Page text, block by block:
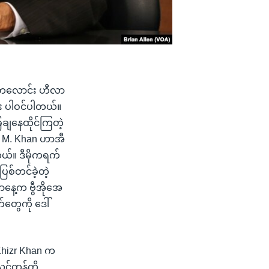
လောင်း ဟီလာ
ါဝင်ပါတယ်။
ချနေထိုင်ကြတဲ့
Khan ဟာအီ
ယ်။ ဒီမိုကရက်
ပြစ်တင်ခဲ့တဲ့
နေ့က ဗွီအိုအေ
တွေကို ဒေါ်
Khan က